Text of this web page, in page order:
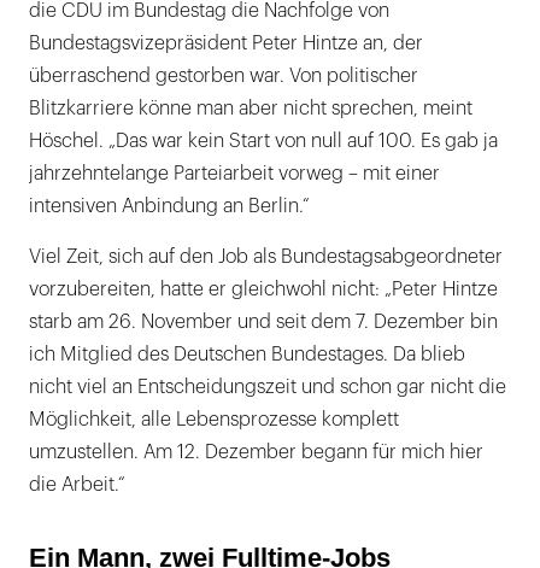
die CDU im Bundestag die Nachfolge von
Bundestagsvizepräsident Peter Hintze an, der
überraschend gestorben war. Von politischer
Blitzkarriere könne man aber nicht sprechen, meint
Höschel. „Das war kein Start von null auf 100. Es gab ja
jahrzehntelange Parteiarbeit vorweg – mit einer
intensiven Anbindung an Berlin.“
Viel Zeit, sich auf den Job als Bundestagsabgeordneter
vorzubereiten, hatte er gleichwohl nicht: „Peter Hintze
starb am 26. November und seit dem 7. Dezember bin
ich Mitglied des Deutschen Bundestages. Da blieb
nicht viel an Entscheidungszeit und schon gar nicht die
Möglichkeit, alle Lebensprozesse komplett
umzustellen. Am 12. Dezember begann für mich hier
die Arbeit.“
Ein Mann, zwei Fulltime-Jobs